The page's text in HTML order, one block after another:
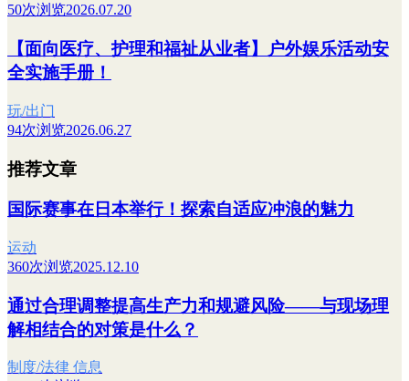
50次浏览2026.07.20
【面向医疗、护理和福祉从业者】户外娱乐活动安
全实施手册！
玩/出门
94次浏览2026.06.27
推荐文章
国际赛事在日本举行！探索自适应冲浪的魅力
运动
360次浏览2025.12.10
通过合理调整提高生产力和规避风险——与现场理
解相结合的对策是什么？
制度/法律 信息